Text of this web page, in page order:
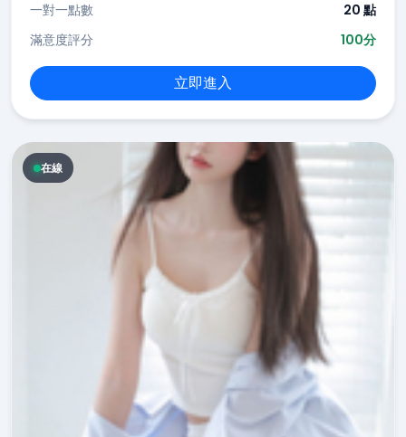
一對一點數
20 點
滿意度評分
100分
立即進入
在線